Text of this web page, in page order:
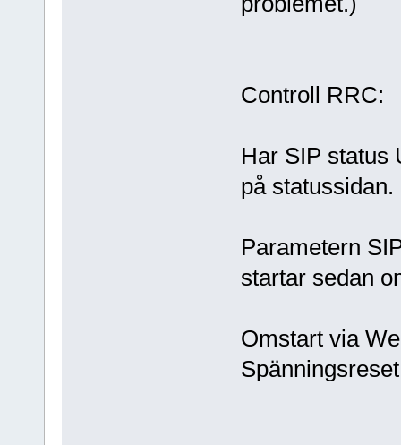
Controll RRC:
Har SIP status
på statussidan.
Parametern
startar sedan
Omstart via